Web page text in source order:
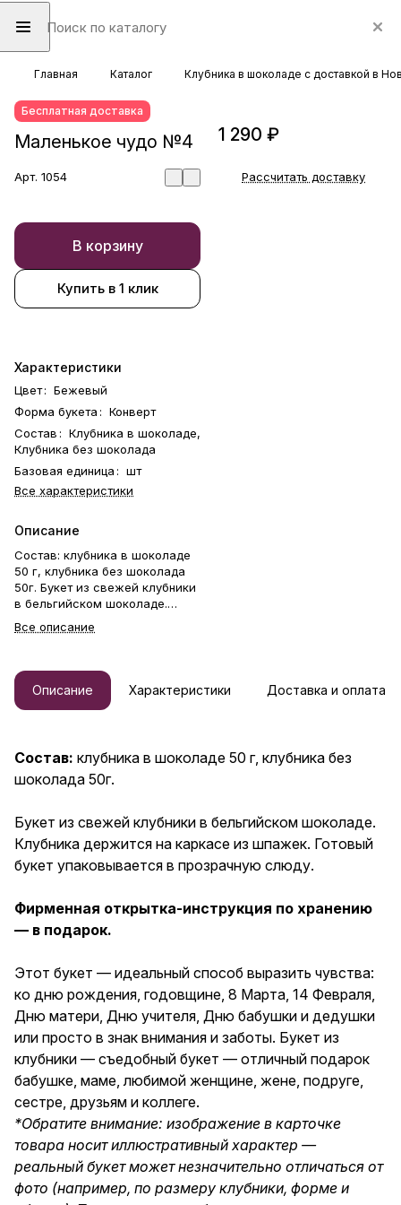
Главная Каталог Клубника в шоколаде с доставкой в
Бесплатная доставка
Маленькое чудо №4
Арт. 1054
В корзину
Купить в 1 клик
Характеристики
Цвет: Бежевый
Форма букета : Конверт
Состав : Клубника в шоколаде,
Клубника без шоколада
Базовая единица : шт
Все характеристики
Описание
Состав: клубника в шоколаде
50 г, клубника без шоколада
50г. Букет из свежей клубники
в бельгийском шоколаде.
из шпажек. Готовый букет
слюду. Фирменная открытка-
инструкция по хранению — в
подарок. Этот букет —
Февраля, Дню матери, Дню
учителя, Дню бабушки и
внимания и заботы. Букет из
клубники — съедобный букет
— отличный подарок бабушке,
маме, любимой женщине,
жене, подруге, сестре,
Все описание
1 290 ₽
Рассчитать доставку
Описание Характеристики Доставка и оплата
Состав: клубника в шоколаде 50 г, клубника без
шоколада 50г.
Букет из свежей клубники в бельгийском шоколаде.
Клубника держится на каркасе из шпажек. Готовый
букет упаковывается в прозрачную слюду.
Фирменная открытка-инструкция по хранению
— в подарок.
Этот букет — идеальный способ выразить чувства:
ко дню рождения, годовщине, 8 Марта, 14 Февраля,
Дню матери, Дню учителя, Дню бабушки и дедушки
или просто в знак внимания и заботы. Букет из
клубники — съедобный букет — отличный подарок
бабушке, маме, любимой женщине, жене, подруге,
сестре, друзьям и коллеге.
*Обратите внимание: изображение в карточке
товара носит иллюстративный характер —
реальный букет может незначительно отличаться от
фото (например, по размеру клубники, форме и